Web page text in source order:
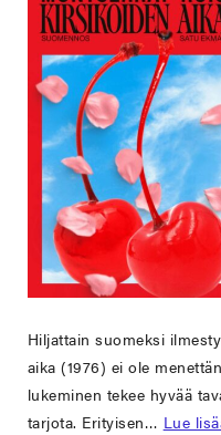
Hiljattain suomeksi
aika (1976) ei ole
lukeminen tekee hyvää
tarjota. Erityisen… Lue